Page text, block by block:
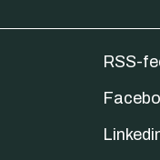
RSS-